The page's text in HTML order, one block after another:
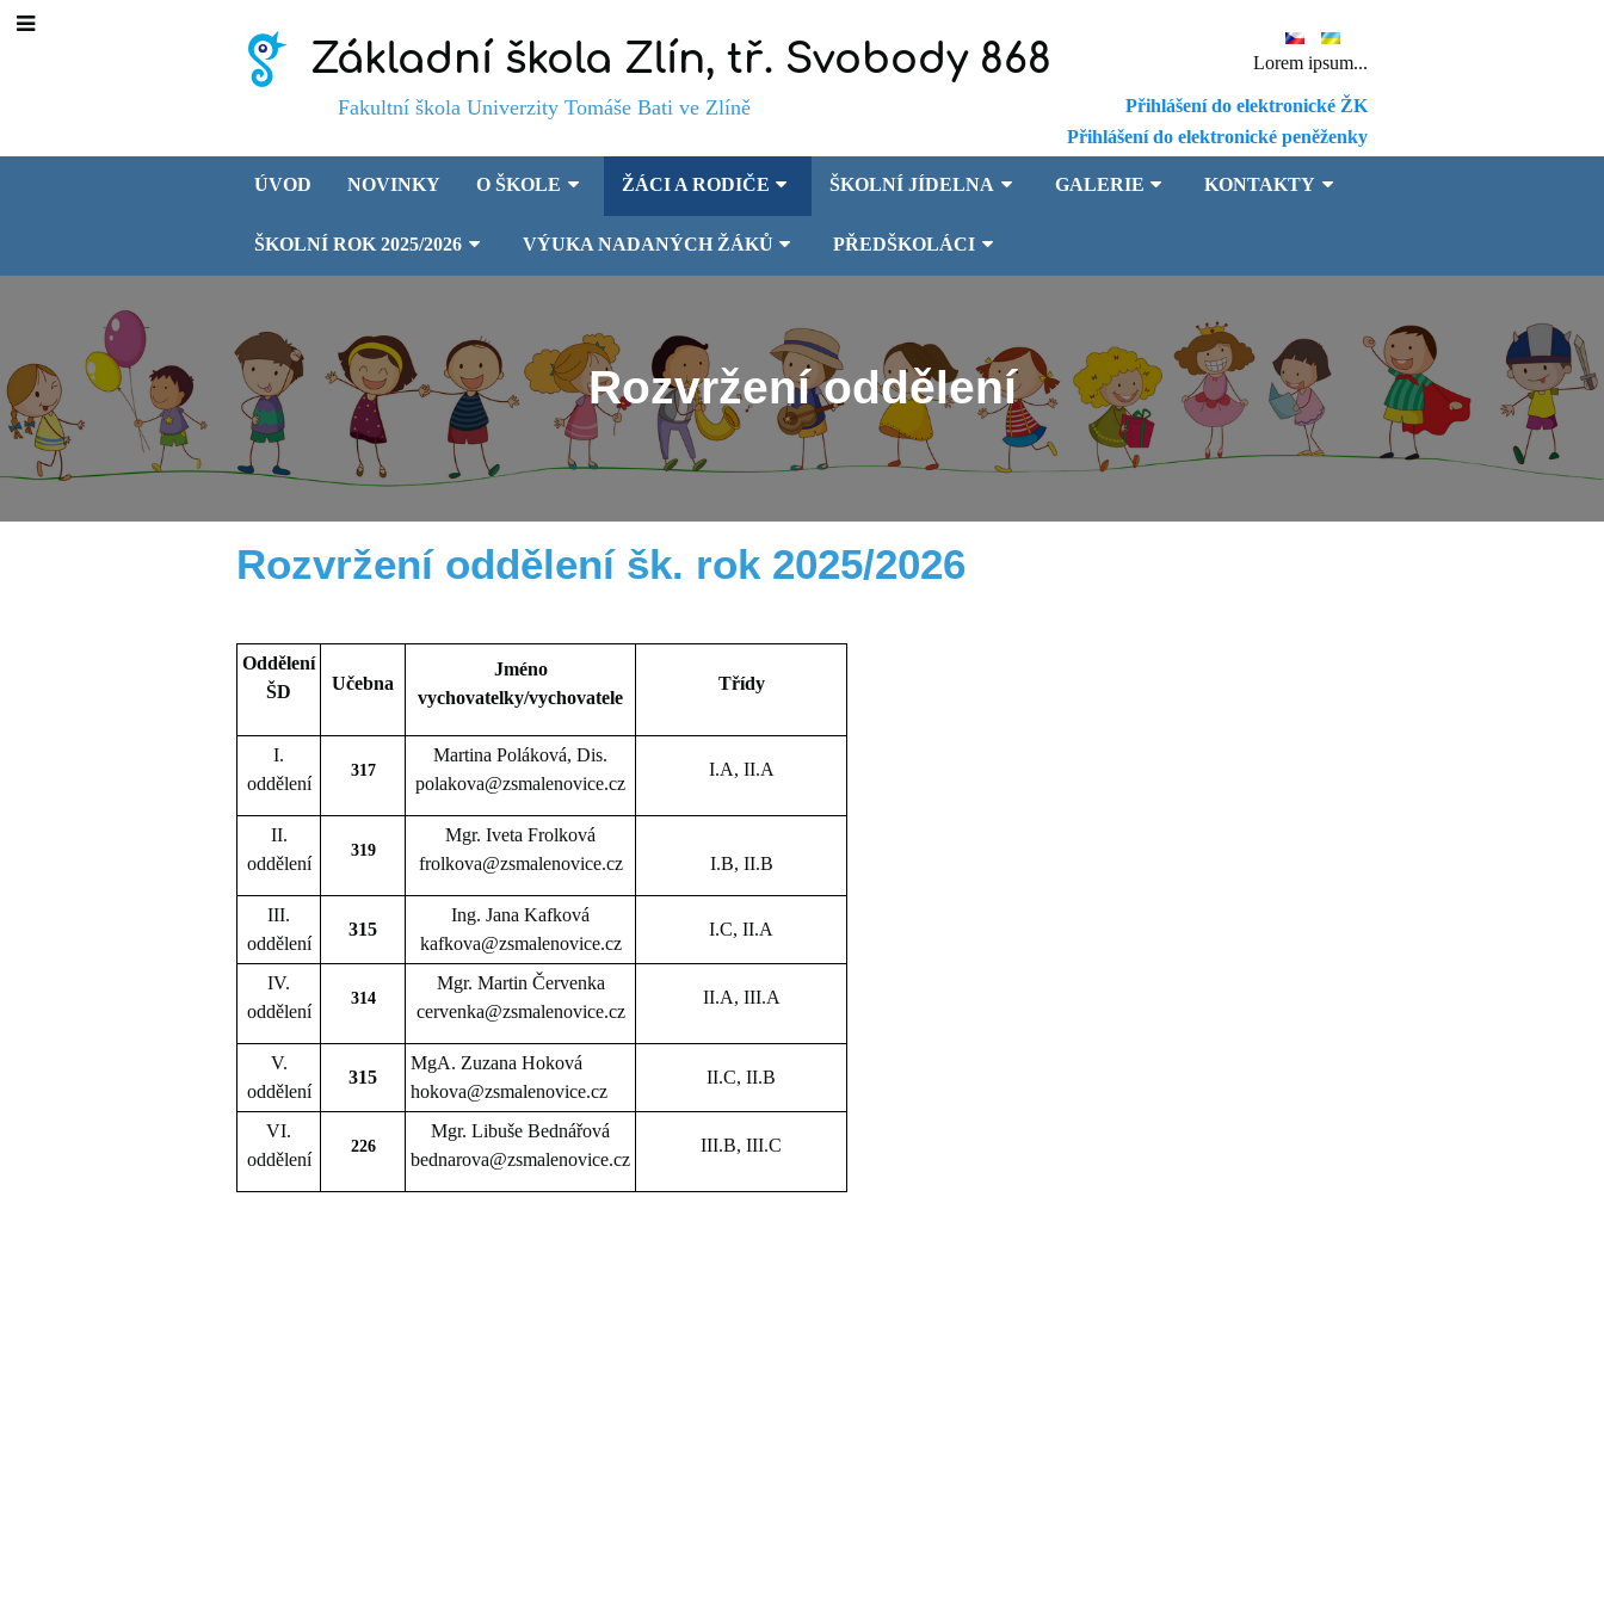
Základní škola Zlín, tř. Svobody 868
Přihlášení do elektronické ŽK
Lorem ipsum...
Fakultní škola Univerzity Tomáše Bati ve Zlíně
Přihlášení do elektronické peněženky
ÚVOD NOVINKY O ŠKOLE ŽÁCI A RODIČE ŠKOLNÍ JÍDELNA GALERIE KONTAKTY
ŠKOLNÍ ROK 2025/2026 VÝUKA NADANÝCH ŽÁKŮ PŘEDŠKOLÁCI
Rozvržení oddělení
Rozvržení
Rozvržení oddělení šk. rok 2025/2026
Oddělení
ŠD
Učebna
Jméno
vychovatelky/vychovatele
Třídy
I.
oddělení
317
Martina Poláková, Dis.
polakova@zsmalenovice.cz
I.A, II.A
II.
oddělení
319
Mgr. Iveta Frolková
frolkova@zsmalenovice.cz
I.B, II.B
III.
oddělení
315
Ing. Jana Kafková
kafkova@zsmalenovice.cz
I.C, II.A
IV.
oddělení
314
Mgr. Martin Červenka
cervenka@zsmalenovice.cz
II.A, III.A
V.
oddělení
315
MgA. Zuzana Hoková
hokova@zsmalenovice.cz
II.C, II.B
VI.
oddělení
226
Mgr. Libuše Bednářová
bednarova@zsmalenovice.cz
III.B, III.C